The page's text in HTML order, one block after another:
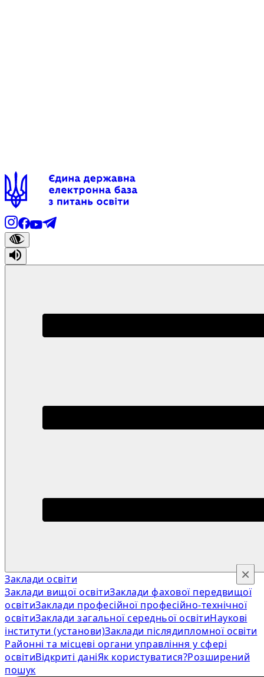
Заклади освіти
Заклади вищої освітиЗаклади фахової передвищої
освітиЗаклади професійної професійно-технічної
освітиЗаклади загальної середньої освітиНаукові
інститути (установи)Заклади післядипломної освіти
Районні та місцеві органи управління у сфері
освітиВідкриті даніЯк користуватися?Розширений
пошук
×